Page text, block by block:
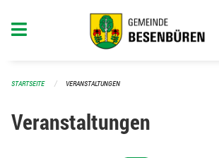
STARTSEITE VERANSTALTUNGEN
Veranstaltungen